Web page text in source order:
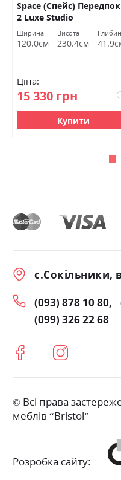
Space (Спейс)
2 Luxe Studio
Ширина
120.0см
Висота
230.4см
Ціна:
15 330 грн
Купити
с.Сокільники,
(093) 878 10 80
(099) 326 22 68
© Всі права
меблів “Bristol”
Розробка сайту: